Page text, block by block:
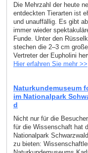
Die Mehrzahl der heute
entdeckten Tierarten ist
und unauffällig. Es gibt
immer wieder
Funde. Unter den
stechen die 2–3 cm
Vertreter der Eupholini
Hier erfahren Sie mehr >>
Naturkundemuseum
im Nationalpark
d
Nicht nur für die
für die Wissenschaft hat
Nationalpark
zu bieten: